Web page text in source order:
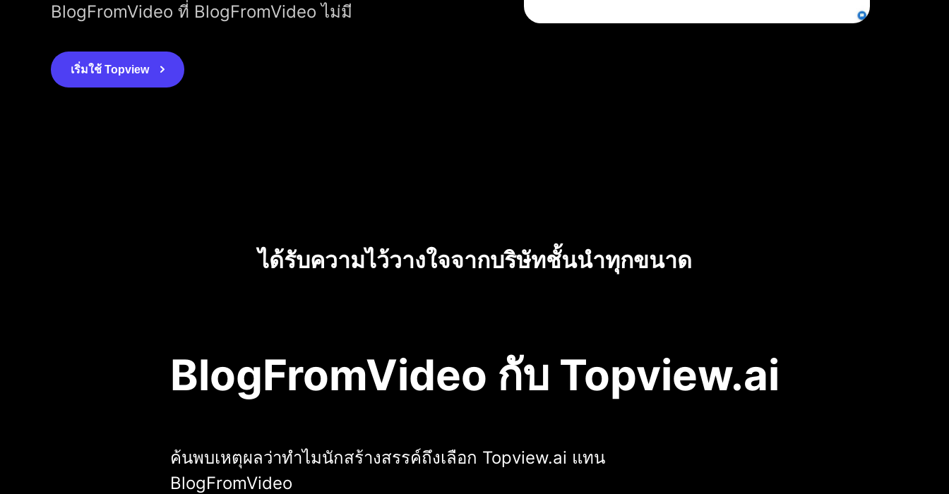
BlogFromVideo ที่ BlogFromVideo ไม่มี
เริ่มใช้ Topview
ได้รับความไว้วางใจจากบริษัทชั้นนำทุกขนาด
BlogFromVideo กับ Topview.ai
ค้นพบเหตุผลว่าทำไมนักสร้างสรรค์ถึงเลือก Topview.ai แทน
BlogFromVideo